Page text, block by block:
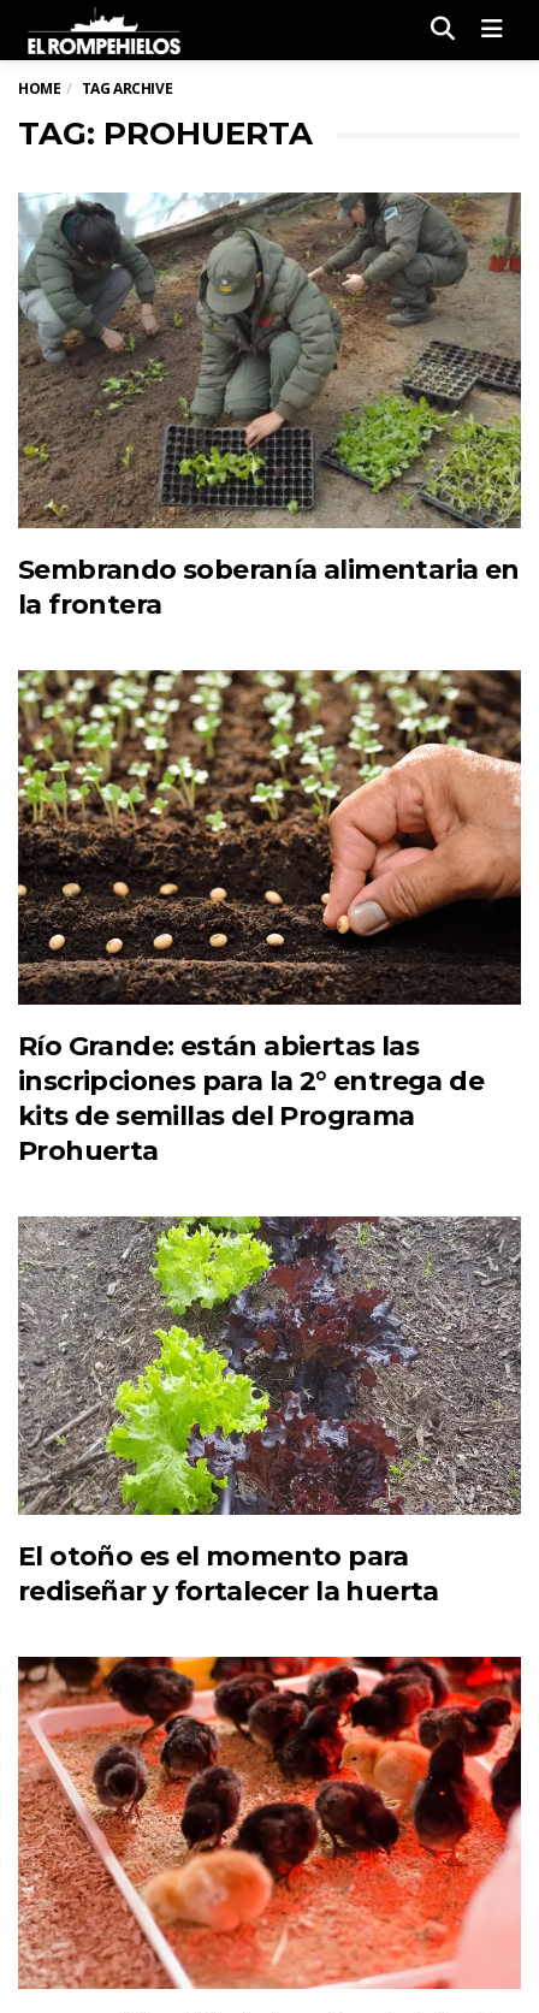
HOME TAG ARCHIVE
TAG: PROHUERTA
Sembrando soberanía alimentaria en
la frontera
Río Grande: están abiertas las
inscripciones para la 2° entrega de
kits de semillas del Programa
Prohuerta
El otoño es el momento para
rediseñar y fortalecer la huerta